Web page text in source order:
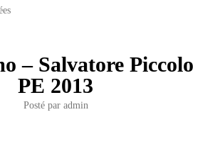
– Salvatore Piccolo
PE 2013
Posté par admin